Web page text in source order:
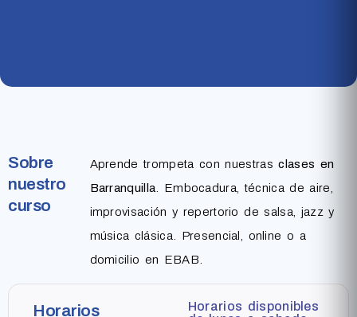
Sobre
nuestro
curso
Aprende trompeta con nuestrasclases en
Barranquilla. Embocadura, técnica de aire,
improvisación y repertorio de salsa, jazz y
música clásica. Presencial, online o a
domicilio en EBAB.
Horarios
Horarios disponibles